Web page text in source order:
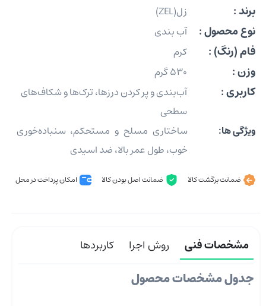
برند : زل(ZEL)
نوع محصول : آب بندی
فام (رنگ) : کرم
وزن : 530 گرم
کاربری :
آب‌بندی و پر کردن درزها، ترک‌ها و شکاف‌های
سطحی
ویژگی ها:
ساختاری مسلح و مستحکم، سنباده‌خوری
خوب، طول عمر بالا، ضد اسیدی
ضمانت برگشت کالا ضمانت اصل بودن کالا امکان پرداخت در محل
مشخصات فنی روش اجرا کاربردها
جدول مشخصات محصول